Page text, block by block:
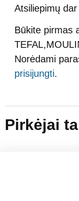
Atsiliepimų
Būkite pirmas
Norėdami
prisijungti.
Pirkėjai